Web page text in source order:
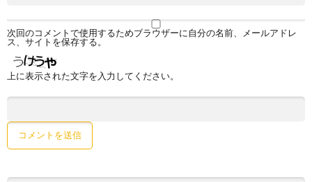
次回のコメントで使用するためブラウザーに自分の名前、メールアドレ
ス、サイトを保存する。
上に表示された文字を入力してください。